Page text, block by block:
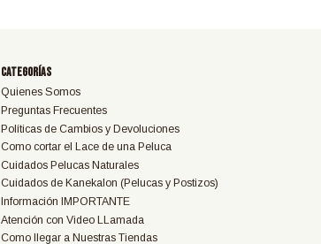
Categorías
Quienes Somos
Preguntas Frecuentes
Políticas de Cambios y Devoluciones
Como cortar el Lace de una Peluca
Cuidados Pelucas Naturales
Cuidados de Kanekalon (Pelucas y Postizos)
Información IMPORTANTE
Atención con Video LLamada
Como llegar a Nuestras Tiendas